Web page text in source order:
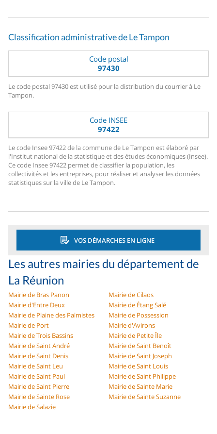
Classification administrative de Le Tampon
Code postal
97430
Le code postal 97430 est utilisé pour la distribution du courrier à Le
Tampon.
Code INSEE
97422
Le code Insee 97422 de la commune de Le Tampon est élaboré par
l'Institut national de la statistique et des études économiques (Insee).
Ce code Insee 97422 permet de classifier la population, les
collectivités et les entreprises, pour réaliser et analyser les données
statistiques sur la ville de Le Tampon.
VOS DÉMARCHES EN LIGNE
Les autres mairies du département de
La Réunion
Mairie de Bras Panon
Mairie de Cilaos
Mairie d'Entre Deux
Mairie de Étang Salé
Mairie de Plaine des Palmistes
Mairie de Possession
Mairie de Port
Mairie d'Avirons
Mairie de Trois Bassins
Mairie de Petite Île
Mairie de Saint André
Mairie de Saint Benoît
Mairie de Saint Denis
Mairie de Saint Joseph
Mairie de Saint Leu
Mairie de Saint Louis
Mairie de Saint Paul
Mairie de Saint Philippe
Mairie de Saint Pierre
Mairie de Sainte Marie
Mairie de Sainte Rose
Mairie de Sainte Suzanne
Mairie de Salazie